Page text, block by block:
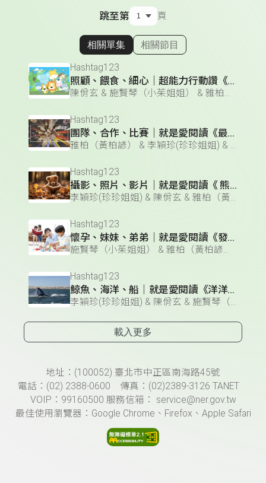
跳至第 頁
顯示相關單集
相關單集 相關節目
Hashtag123
照顧、餵食、細心｜超能力行動讚《保育員》
陳佾玄 & 施賢琴（小茱姐姐） & 雅柏（黃柏諺） & 李穎珍(珍珍姐姐)
Hashtag123
團隊、合作、比賽｜就是愛閱讀《最美的旅行》
雅柏（黃柏諺） & 李穎珍(珍珍姐姐) & 陳佾玄 & 施賢琴（小茱姐姐）
Hashtag123
攝影、照片、影片｜就是愛閱讀《 熊啊》
李穎珍(珍珍姐姐) & 陳佾玄 & 雅柏（黃柏諺） & 施賢琴（小茱姐姐）
Hashtag123
懷孕、妹妹、弟弟｜就是愛閱讀《發現愛的那一天》
施賢琴（小茱姐姐） & 雅柏（黃柏諺） & 陳佾玄 & 李穎珍(珍珍姐姐)
Hashtag123
鯨魚、海洋、船｜就是愛閱讀《洋洋和慢慢鯨》
李穎珍(珍珍姐姐) & 陳佾玄 & 施賢琴（小茱姐姐） & 雅柏（黃柏諺）
載入更多
頁尾資訊地址：(100052) 臺北市中正區南海路45號
電話：(02) 2388-0600 傳真：(02)2389-3126 TANET
VOIP：99160500 服務信箱： service@ner.gov.tw
最佳使用瀏覽器：Google Chrome、Firefox、Apple Safari